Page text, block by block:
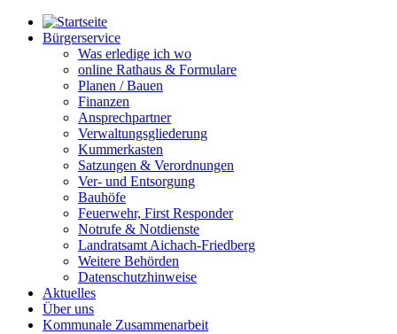
Bürgerservice
Was erledige ich wo
online Rathaus & Formulare
Planen / Bauen
Finanzen
Ansprechpartner
Verwaltungsgliederung
Kummerkasten
Satzungen & Verordnungen
Ver- und Entsorgung
Bauhöfe
Feuerwehr, First Responder
Notrufe & Notdienste
Landratsamt Aichach-Friedberg
Weitere Behörden
Datenschutzhinweise
Aktuelles
Über uns
Kommunale Zusammenarbeit